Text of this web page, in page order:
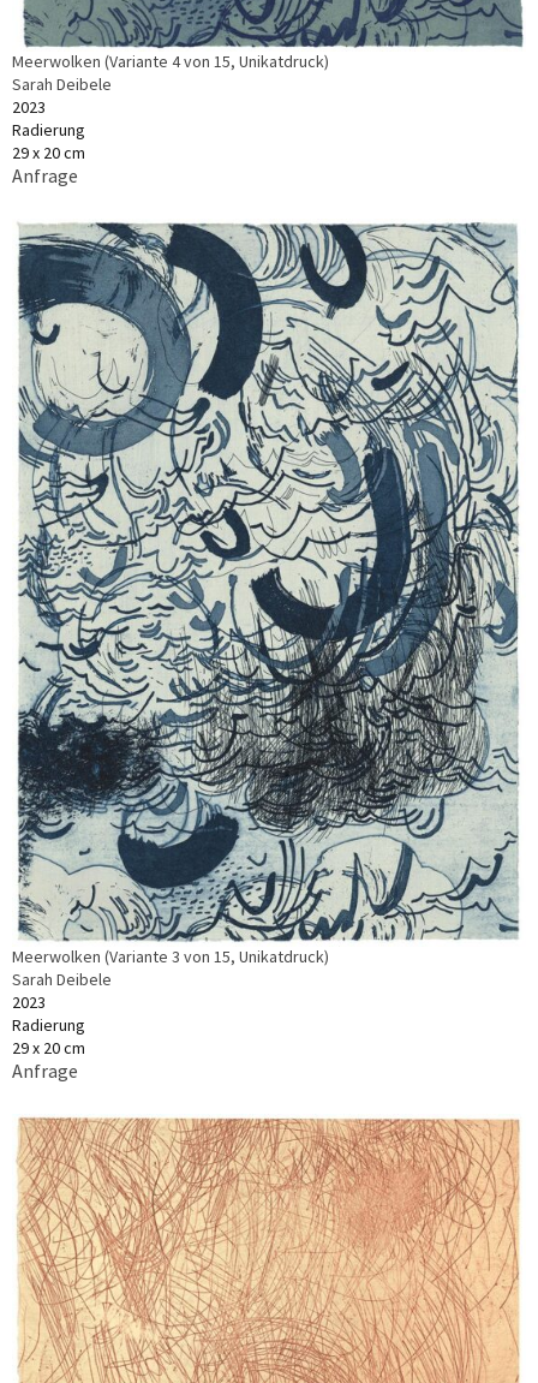
Meerwolken (Variante 4 von 15, Unikatdruck)
Sarah Deibele
2023
Radierung
29 x 20 cm
Anfrage
Meerwolken (Variante 3 von 15, Unikatdruck)
Sarah Deibele
2023
Radierung
29 x 20 cm
Anfrage